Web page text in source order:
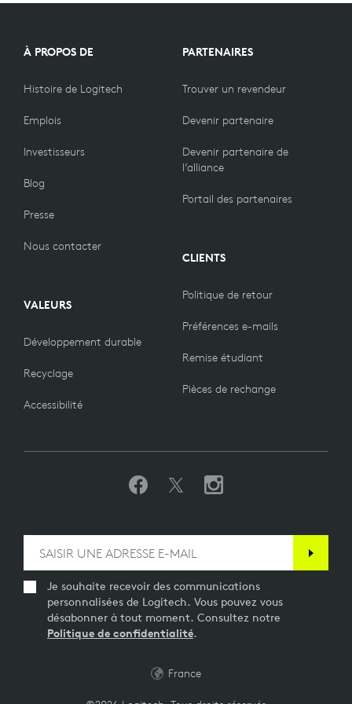
LES
PRODUITS
À PROPOS DE
Histoire de Logitech
Emplois
Investisseurs
Blog
Presse
Nous contacter
VALEURS
Développement durable
Recyclage
Accessibilité
PARTENAIRES
Trouver un revendeur
Devenir partenaire
Devenir partenaire de
l’alliance
Portail des partenaires
CLIENTS
Politique de retour
Préférences e-mails
Remise étudiant
Pièces de rechange
Je souhaite recevoir des communications
personnalisées de Logitech. Vous pouvez vous
désabonner à tout moment. Consultez notre
Politique de confidentialité.
France